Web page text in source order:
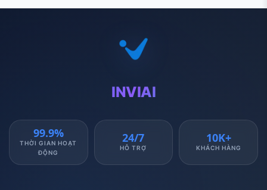
INVIAI
99.9%
THỜI GIAN HOẠT
ĐỘNG
24/7
HỖ TRỢ
10K+
KHÁCH HÀNG